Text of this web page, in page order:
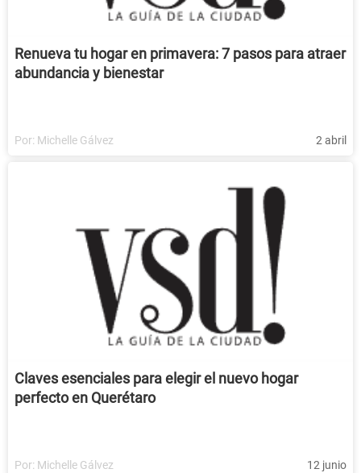
Renueva tu hogar en primavera: 7 pasos para atraer
abundancia y bienestar
Por: Michelle Gálvez 2 abril
Claves esenciales para elegir el nuevo hogar
perfecto en Querétaro
Por: Michelle Gálvez 12 junio